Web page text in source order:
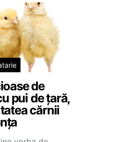
de
pui de țară,
cărnii